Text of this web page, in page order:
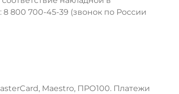
8 800 700-45-39 (звонок по России
Maestro, ПРО100. Платежи